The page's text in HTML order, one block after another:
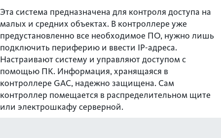
Эта система предназначена для контроля доступа на
малых и средних объектах. В контроллере уже
предустановленно все необходимое ПО, нужно лишь
подключить периферию и ввести IP-адреса.
Настраивают систему и управляют доступом с
помощью ПК. Информация, хранящаяся в
контроллере GAC, надежно защищена. Сам
контроллер помещается в распределительном щите
или электрошкафу серверной.